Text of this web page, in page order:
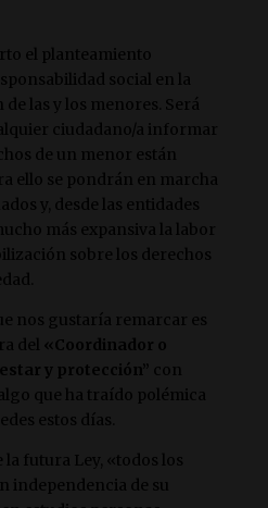
el planteamiento
social en la
las y los menores. Será
ciudadano/a informar
de un menor están
ello se pondrán en marcha
y, desde las entidades
más expansiva la labor
sobre los derechos
nos gustaría remarcar es
del «Coordinador o
y protección” con
que ha traído polémica
estos días.
futura Ley, «todos los
independencia de su